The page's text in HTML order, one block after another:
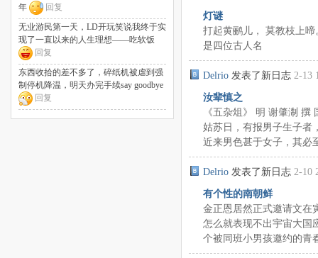
年
回复
无业游民第一天，LD开玩笑说我终于实
现了一直以来的人生理想——吃软饭
回复
东西收拾的差不多了，碎纸机被虐到强
制停机降温，明天办完手续say goodbye
回复
灯谜
打起黄鹂儿， 莫教枝上
是四位古人名
Delrio 发表了新日志 2-13
汝辈慎之
《五杂俎》 明 谢肇淛
姑苏日，有报男子生子者
近来男色甚于女子，其必
Delrio 发表了新日志 2-10
有个性的南朝鲜
金正恩居然正式邀请文在
怎么就表现不出宇宙大国
个被同班小男孩邀约的青